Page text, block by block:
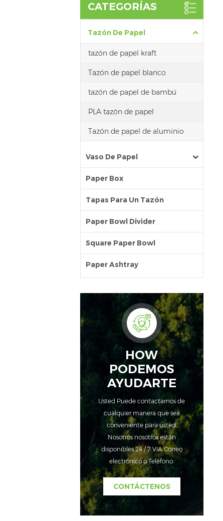
CATEGORÍAS
Tazón De Papel
tazón de papel kraft
Tazón de papel blanco
tazón de papel de bambú
PLA tazón de papel
Tazón de papel de aluminio
Vaso De Papel
Paper Box
Tapas Para Un Tazón
Paper Bowl Divider
Square Paper Bowl
Paper Ashtray
HOW
PODEMOS
AYUDARTE
Usted Puede contactarnos de
cualquier manera que sea
conveniente para usted.
Nosotros nosotros están
disponibles 24 / 7 VIA Correo
electrónico o Teléfono.
CONTÁCTENOS